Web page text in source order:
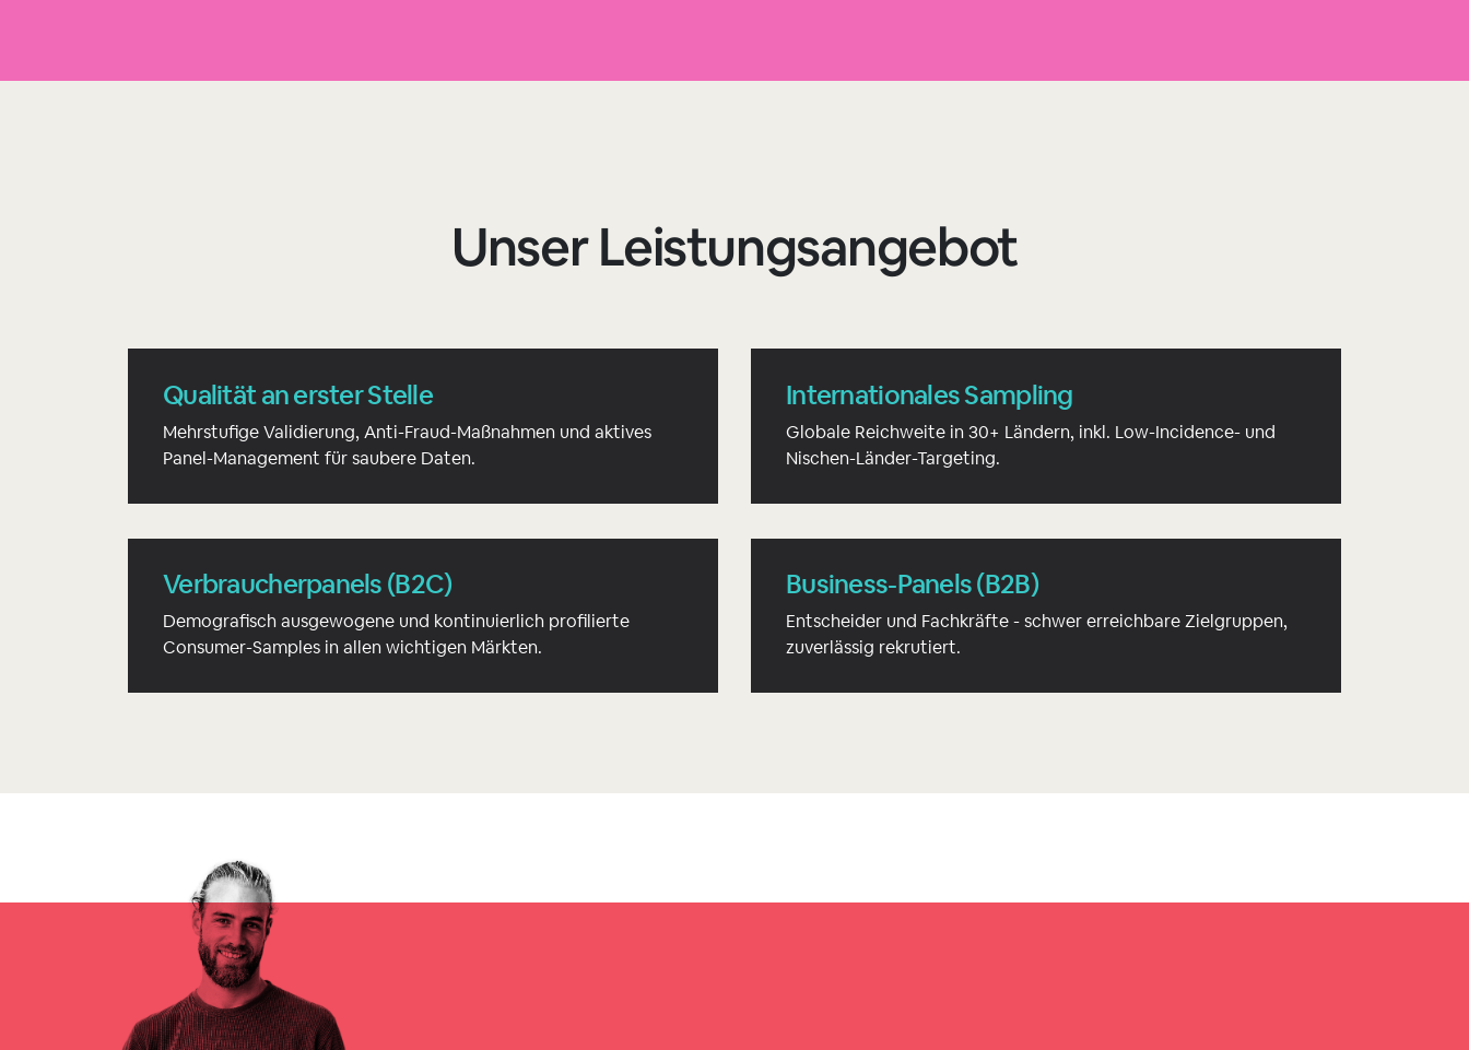
Unser Leistungsangebot
Qualität an erster Stelle
Mehrstufige Validierung, Anti-Fraud-Maßnahmen und aktives
Panel-Management für saubere Daten.
Internationales Sampling
Globale Reichweite in 30+ Ländern, inkl. Low-Incidence- und
Nischen-Länder-Targeting.
Verbraucherpanels (B2C)
Demografisch ausgewogene und kontinuierlich profilierte
Consumer-Samples in allen wichtigen Märkten.
Business-Panels (B2B)
Entscheider und Fachkräfte - schwer erreichbare Zielgruppen,
zuverlässig rekrutiert.